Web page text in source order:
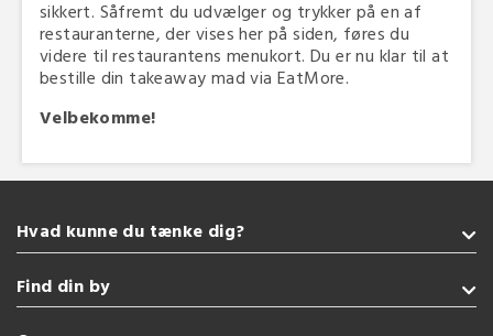
sikkert. Såfremt du udvælger og trykker på en af
restauranterne, der vises her på siden, føres du
videre til restaurantens menukort. Du er nu klar til at
bestille din takeaway mad via EatMore.
Velbekomme!
Hvad kunne du tænke dig?
Takeaway
Amerikansk
Find din by
Sønderborg